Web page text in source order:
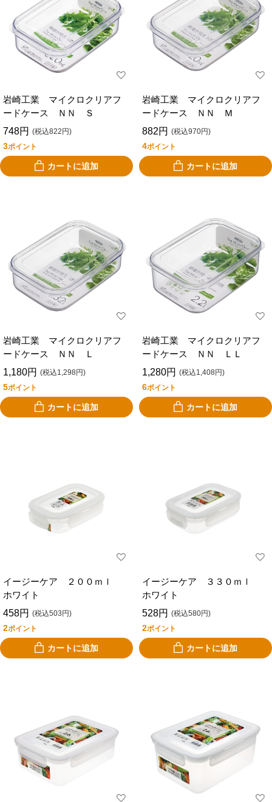
岩崎工業 マイクロクリアフ
ードケース ＮＮ Ｓ
748円 (税込822円)
3ポイント
カートに追加
岩崎工業 マイクロクリアフ
ードケース ＮＮ Ｍ
882円 (税込970円)
4ポイント
カートに追加
岩崎工業 マイクロクリアフ
ードケース ＮＮ Ｌ
1,180円 (税込1,298円)
5ポイント
カートに追加
岩崎工業 マイクロクリアフ
ードケース ＮＮ ＬＬ
1,280円 (税込1,408円)
6ポイント
カートに追加
イージーケア ２００ｍｌ
ホワイト
458円 (税込503円)
2ポイント
カートに追加
イージーケア ３３０ｍｌ
ホワイト
528円 (税込580円)
2ポイント
カートに追加